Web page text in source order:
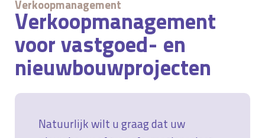
Verkoopmanagement
Verkoopmanagement
voor vastgoed- en
nieuwbouwprojecten
Natuurlijk wilt u graag dat uw